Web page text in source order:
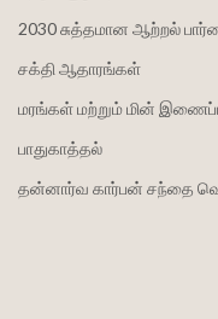
2030 சுத்தமான ஆற்றல்
சக்தி ஆதாரங்கள்
மரங்கள் மற்றும் மின்
பாதுகாத்தல்
தன்னார்வ கார்பன் சந்தை